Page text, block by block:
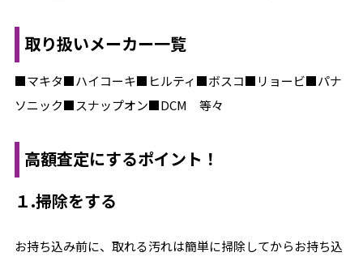
取り扱いメーカー一覧
■マキタ■ハイコーキ■ヒルティ■ボスコ■リョービ■パナ
ソニック■スナップオン■DCM 等々
高額査定にするポイント！
１.掃除をする
お持ち込み前に、取れる汚れは簡単に掃除してからお持ち込